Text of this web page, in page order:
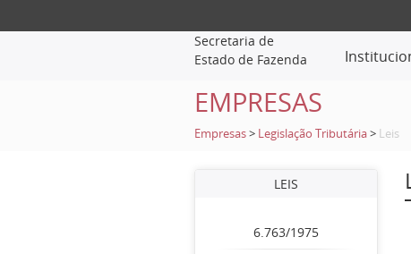
Secretaria de
Estado de Fazenda
EMPRESAS
Empresas > Legislação Tributária > Leis
LEIS
6.763/1975